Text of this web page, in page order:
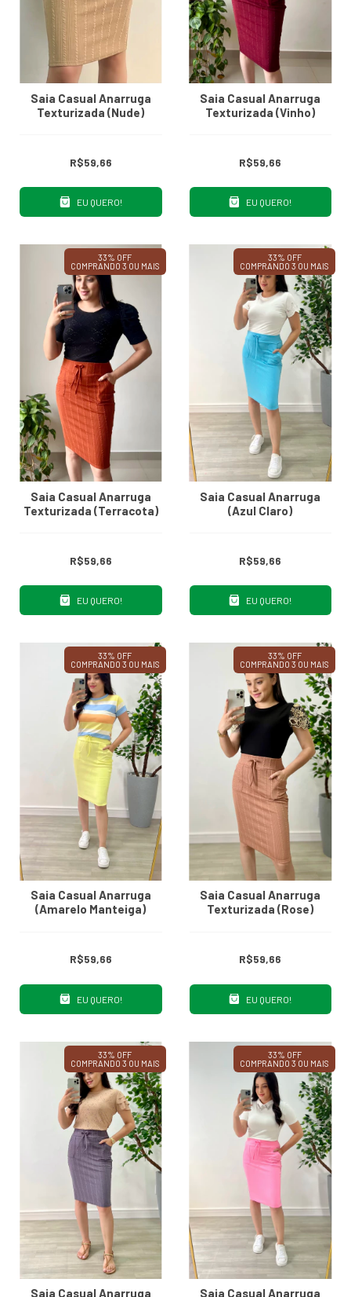
Saia Casual Anarruga
Texturizada (Nude)
R$59,66
EU QUERO!
Saia Casual Anarruga
Texturizada (Vinho)
R$59,66
EU QUERO!
33% OFF
COMPRANDO 3 OU MAIS
Saia Casual Anarruga
Texturizada (Terracota)
R$59,66
EU QUERO!
33% OFF
COMPRANDO 3 OU MAIS
Saia Casual Anarruga
(Azul Claro)
R$59,66
EU QUERO!
33% OFF
COMPRANDO 3 OU MAIS
Saia Casual Anarruga
(Amarelo Manteiga)
R$59,66
EU QUERO!
33% OFF
COMPRANDO 3 OU MAIS
Saia Casual Anarruga
Texturizada (Rose)
R$59,66
EU QUERO!
33% OFF
COMPRANDO 3 OU MAIS
Saia Casual Anarruga
33% OFF
COMPRANDO 3 OU MAIS
Saia Casual Anarruga